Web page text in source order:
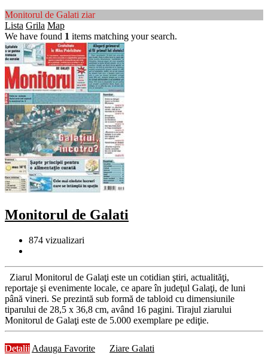
Monitorul de Galati ziar
Lista Grila Map
We have found 1 items matching your search.
Monitorul de Galati
874 vizualizari
Ziarul Monitorul de Galaţi este un cotidian ştiri, actualităţi,
reportaje şi evenimente locale, ce apare în judeţul Galaţi, de luni
până vineri. Se prezintă sub formă de tabloid cu dimensiunile
tiparului de 28,5 x 36,8 cm, având 16 pagini. Tirajul ziarului
Monitorul de Galaţi este de 5.000 exemplare pe ediţie.
Detalii Adauga Favorite Ziare Galati